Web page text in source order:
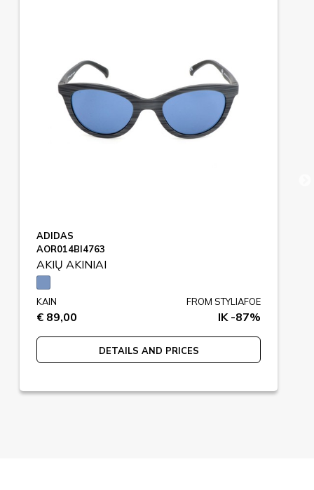
ADIDAS
AOR014BI4763
AKIŲ AKINIAI
KAIN
€ 89,00
FROM STYLIAFOE
IK -87%
DETAILS AND PRICES